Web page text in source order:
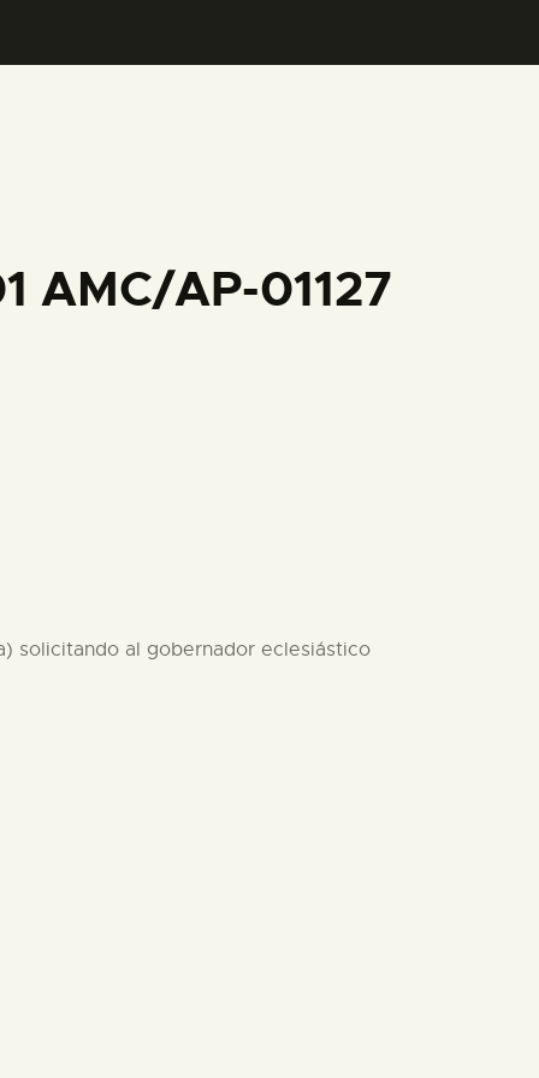
AMC/AP-01127
solicitando al gobernador eclesiástico